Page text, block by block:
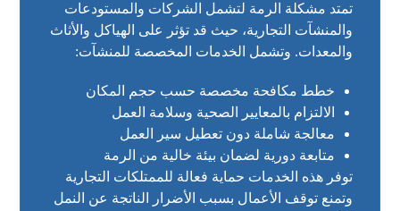
تمتد مشكلة الرمة لتشمل الشركات والمستودعات
والمنشآت التجارية، حيث قد تؤثر على الهياكل والأثاث
والمعدات. وتشمل الخدمات المخصصة للمنشآت:
خطط مكافحة مخصصة حسب حجم المكان
الالتزام بالمعايير الصحية وسلامة العمل
معالجة شاملة دون تعطيل سير العمل
متابعة دورية لضمان بيئة خالية من الرمة
توفر هذه الخدمات حماية فعالة للممتلكات التجارية
وتمنع توقف الأعمال بسبب الأضرار الناتجة عن النمل